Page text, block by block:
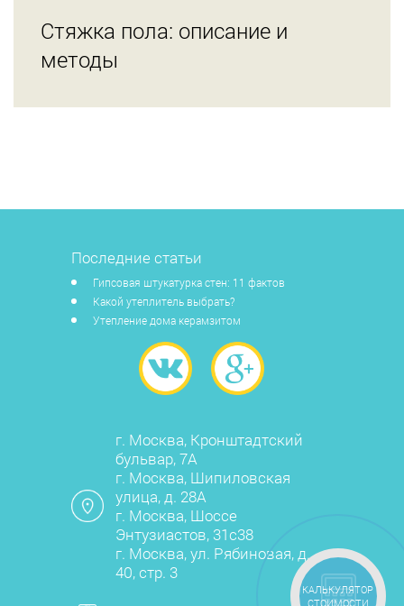
Стяжка пола: описание и
методы
Последние статьи
Гипсовая штукатурка стен: 11 фактов
Какой утеплитель выбрать?
Утепление дома керамзитом
г. Москва, Кронштадтский
бульвар, 7А
г. Москва, Шипиловская
улица, д. 28А
г. Москва, Шоссе
Энтузиастов, 31с38
г. Москва, ул. Рябиновая, д.
40, стр. 3
КАЛЬКУЛЯТОР
СТОИМОСТИ